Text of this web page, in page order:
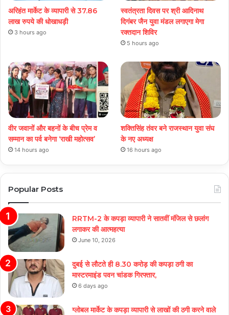
अरिहंत मार्केट के व्यापारी से 37.86
लाख रुपये की धोखाधड़ी
3 hours ago
स्वतंत्रता दिवस पर श्री आदिनाथ
दिगंबर जैन युवा मंडल लगाएगा मेगा
रक्तदान शिविर
5 hours ago
वीर जवानों और बहनों के बीच प्रेम व
सम्मान का पर्व बनेगा ‘राखी महोत्सव’
14 hours ago
शक्तिसिंह तंवर बने राजस्थान युवा संघ
के नए अध्यक्ष
16 hours ago
Popular Posts
RRTM-2 के कपड़ा व्यापारी ने सातवीं मंजिल से छलांग
लगाकर की आत्महत्या
June 10, 2026
दुबई से लौटते ही 8.30 करोड़ की कपड़ा ठगी का
मास्टरमाइंड पवन चांडक गिरफ्तार,
6 days ago
ग्लोबल मार्केट के कपड़ा व्यापारी से लाखों की ठगी करने वाले